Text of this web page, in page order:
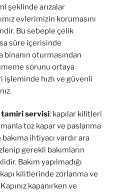
şeklinde arızalar
evlerimizin korumasını
Bu sebeple çelik
süre içerisinde
oturmasından
sorunu ortaya
işleminde hızlı ve güvenli
tamiri servisi: kapılar kilitleri
toz kapar ve paslanma
ihtiyacı vardır ara
gerekli bakımların
Bakım yapılmadığı
kilitlerinde zorlanma ve
kapanırken ve